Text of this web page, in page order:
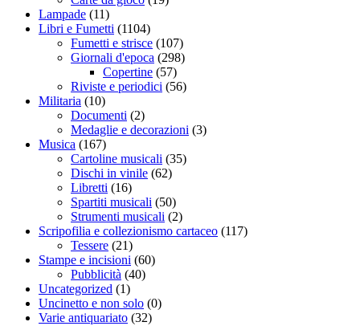
Lampade (11)
Libri e Fumetti (1104)
Fumetti e strisce (107)
Giornali d'epoca (298)
Copertine (57)
Riviste e periodici (56)
Militaria (10)
Documenti (2)
Medaglie e decorazioni (3)
Musica (167)
Cartoline musicali (35)
Dischi in vinile (62)
Libretti (16)
Spartiti musicali (50)
Strumenti musicali (2)
Scripofilia e collezionismo cartaceo (117)
Tessere (21)
Stampe e incisioni (60)
Pubblicità (40)
Uncategorized (1)
Uncinetto e non solo (0)
Varie antiquariato (32)